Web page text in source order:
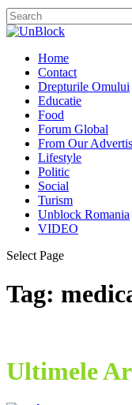
Home
Contact
Drepturile Omului
Educatie
Food
Forum Global
From Our
Lifestyle
Politic
Social
Turism
Unblock Romania
VIDEO
Select Page
Tag:
Ultimele